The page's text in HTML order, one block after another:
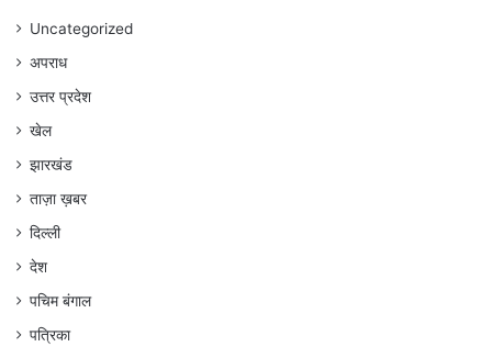
Uncategorized
अपराध
उत्तर प्रदेश
खेल
झारखंड
ताज़ा ख़बर
दिल्ली
देश
पचिम बंगाल
पत्रिका